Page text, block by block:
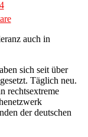
zu
Wir
stehen
Demokratie
und
Toleranz
sich seit über
Täglich neu.
rechtsextreme
der deutschen